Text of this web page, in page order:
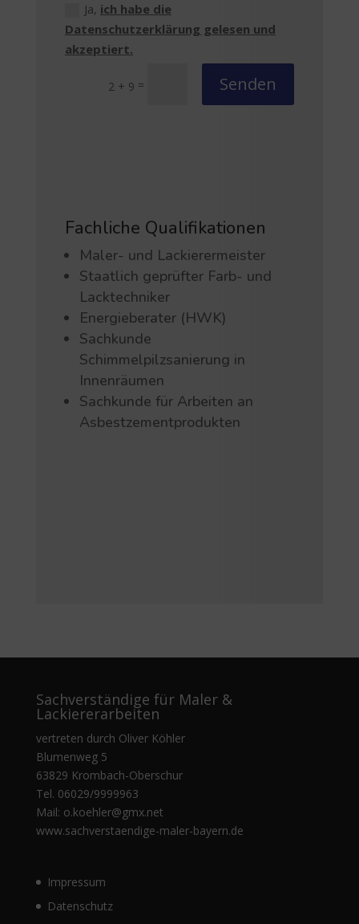
Ja, ich habe die
Datenschutzerklärung gelesen und
akzeptiert.
2 + 9 = Senden
Fachliche Qualifikationen
Maler- und Lackierermeister
Staatlich geprüfter Farb- und
Lacktechniker
Energieberater (HWK)
Sachkunde
Schimmelpilzsanierung in
Innenräumen
Sachkunde für Arbeiten an
Asbestzementprodukten
Sachverständige für Maler &
Lackiererarbeiten
vertreten durch Oliver Köhler
Blumenweg 5
63829 Krombach-Oberschur
Tel. 06029/9999963
Mail: o.koehler@gmx.net
www.sachverstaendige-maler-bayern.de
Impressum
Datenschutz